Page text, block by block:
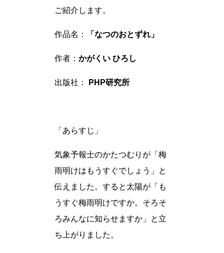
ご紹介します。
作品名： 「なつのおとずれ」
作者：かがくい ひろし
出版社： PHP研究所
「あらすじ」
気象予報士のかたつむりが「梅
雨明けはもうすぐでしょう」と
伝えました。すると太陽が「も
うすぐ梅雨明けですか。そろそ
ろみんなに知らせますか」と立
ち上がりました。